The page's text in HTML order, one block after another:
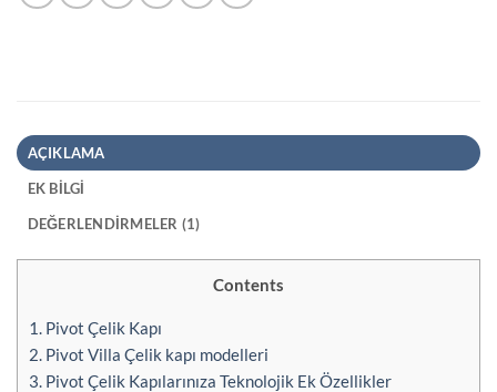
AÇIKLAMA
EK BILGI
DEĞERLENDIRMELER (1)
Contents
1. Pivot Çelik Kapı
2. Pivot Villa Çelik kapı modelleri
3. Pivot Çelik Kapılarınıza Teknolojik Ek Özellikler